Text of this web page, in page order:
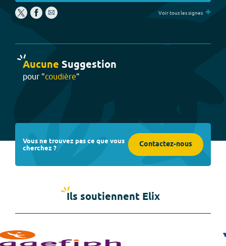
Voir tous les signes +
Aucune Suggestion
pour "coudière"
Vous ne trouvez pas ce que vous
cherchez ? Contactez-nous
Ils soutiennent Elix